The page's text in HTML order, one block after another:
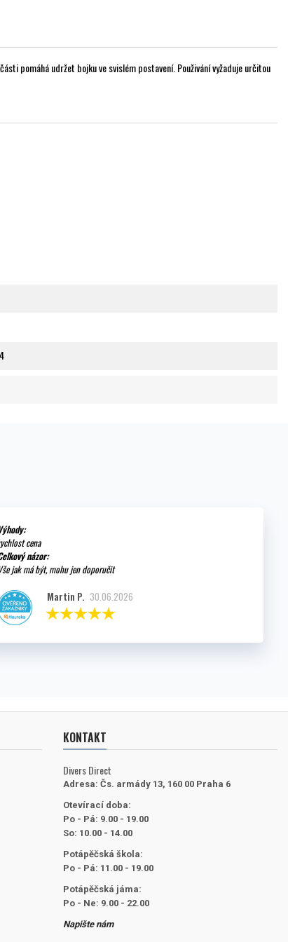
pomáhá udržet bojku ve svislém postavení. Použivání vyžaduje určitou
cena
názor:
jak má být, mohu jen doporučit
Martin P. 30.06.2026
KONTAKT
Divers Direct
Adresa: Čs. armády 13, 160 00 Praha 6
Otevírací doba:
Po - Pá: 9.00 - 19.00
So: 10.00 - 14.00
Potápěčská škola:
Po - Pá: 11.00 - 19.00
Potápěčská jáma:
Po - Ne: 9.00 - 22.00
Napište nám